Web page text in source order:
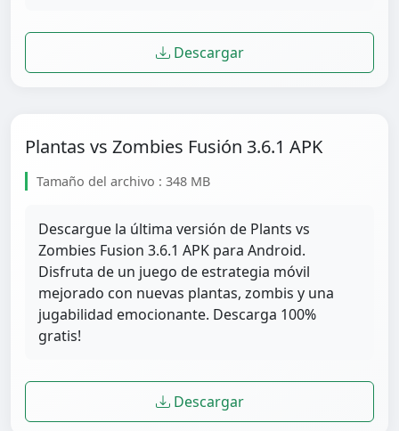
Descargar
Plantas vs Zombies Fusión 3.6.1 APK
Tamaño del archivo : 348 MB
Descargue la última versión de Plants vs
Zombies Fusion 3.6.1 APK para Android.
Disfruta de un juego de estrategia móvil
mejorado con nuevas plantas, zombis y una
jugabilidad emocionante. Descarga 100%
gratis!
Descargar